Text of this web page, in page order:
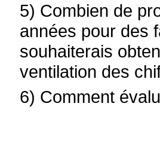
5) Combien de
années pour des
souhaiterais
ventilation des
6) Comment